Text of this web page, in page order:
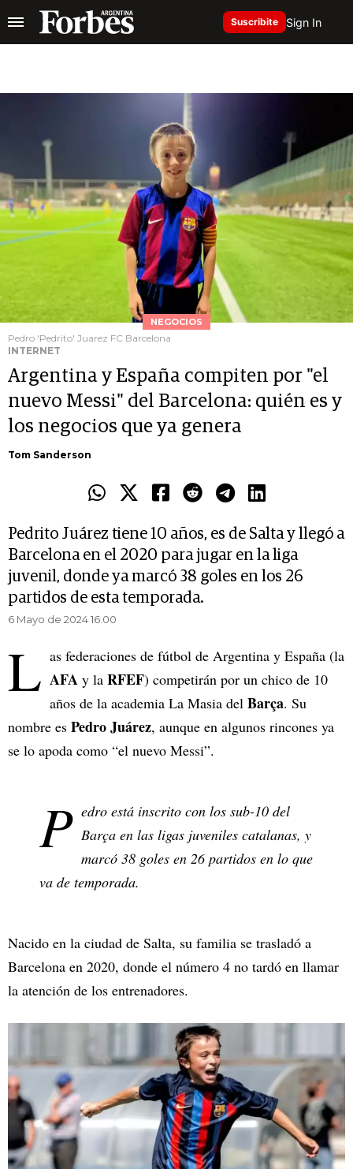
Suscribite Sign In
NEGOCIOS
Pedro 'Pedrito' Juarez FC Barcelona
INTERNET
Argentina y España compiten por "el
nuevo Messi" del Barcelona: quién es y
los negocios que ya genera
Tom Sanderson
Pedrito Juárez tiene 10 años, es de Salta y llegó a
Barcelona en el 2020 para jugar en la liga
juvenil, donde ya marcó 38 goles en los 26
partidos de esta temporada.
6 Mayo de 2024 16.00
L as federaciones de fútbol de Argentina y España (la
AFA y la RFEF) competirán por un chico de 10
años de la academia La Masia del Barça. Su
nombre es Pedro Juárez, aunque en algunos rincones ya
se lo apoda como “el nuevo Messi”.
P edro está inscrito con los sub-10 del
Barça en las ligas juveniles catalanas, y
marcó 38 goles en 26 partidos en lo que
va de temporada.
Nacido en la ciudad de Salta, su familia se trasladó a
Barcelona en 2020, donde el número 4 no tardó en llamar
la atención de los entrenadores.